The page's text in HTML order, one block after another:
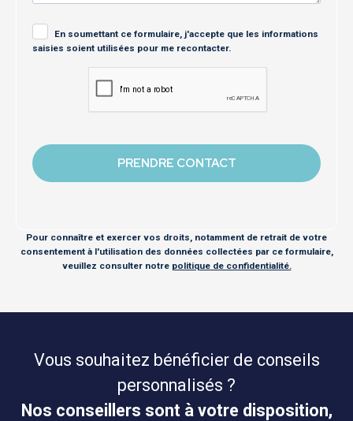
En soumettant ce formulaire, j'accepte que les informations
saisies soient utilisées pour me recontacter.
Pour connaître et exercer vos droits, notamment de retrait de votre
consentement à l'utilisation des données collectées par ce formulaire,
veuillez consulter notre politique de confidentialité.
Vous souhaitez bénéficier de conseils
personnalisés ?
Nos conseillers sont à votre disposition,